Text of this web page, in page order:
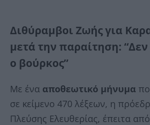
Διθύραμβοι Ζωής για
μετά την παραίτηση:
ο βούρκος”
Με ένα αποθεωτικό μήνυμα
σε κείμενο 470 λέξεων, η
Πλεύσης Ελευθερίας, έπειτα